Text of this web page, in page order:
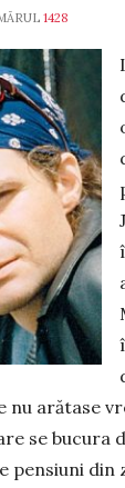
1428
nu arătase
se bucura
din